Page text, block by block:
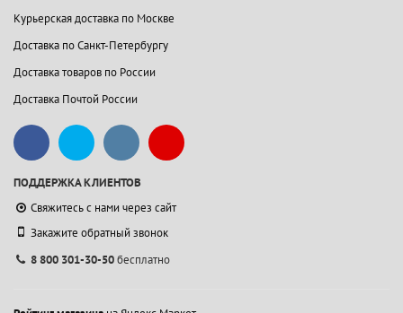
Курьерская доставка по Москве
Доставка по Санкт-Петербургу
Доставка товаров по России
Доставка Почтой России
ПОДДЕРЖКА КЛИЕНТОВ
Свяжитесь с нами через сайт
Закажите обратный звонок
8 800 301-30-50бесплатно